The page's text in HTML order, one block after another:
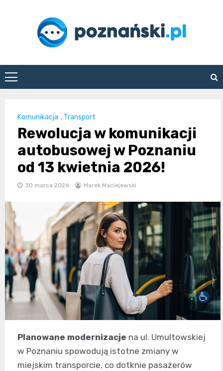
poznanski.pl
Komunikacja , Transport
Rewolucja w komunikacji
autobusowej w Poznaniu
od 13 kwietnia 2026!
30 marca 2026 Marek Maciejewski
Planowane modernizacje na ul. Umultowskiej
w Poznaniu spowodują istotne zmiany w
miejskim transporcie, co dotknie pasażerów